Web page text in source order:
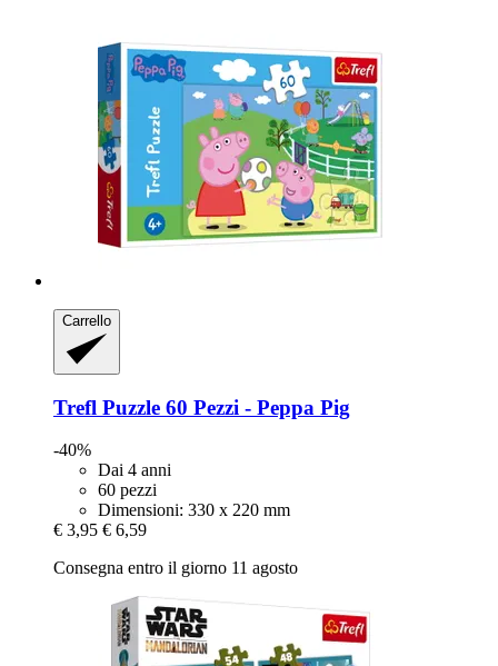
Carrello
Trefl Puzzle 60 Pezzi -​ Peppa Pig
-40%
Dai 4 anni
60 pezzi
Dimensioni: 330 x 220 mm
€ 3,95 € 6,59
Consegna entro il giorno 11 agosto